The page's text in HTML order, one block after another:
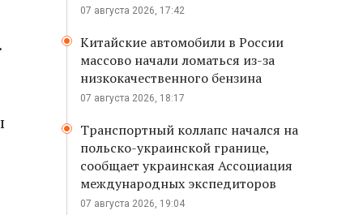
07 августа 2026, 17:42
Китайские автомобили в России
массово начали ломаться из-за
низкокачественного бензина
07 августа 2026, 18:17
Транспортный коллапс начался на
польско-украинской границе,
сообщает украинская Ассоциация
международных экспедиторов
07 августа 2026, 19:04